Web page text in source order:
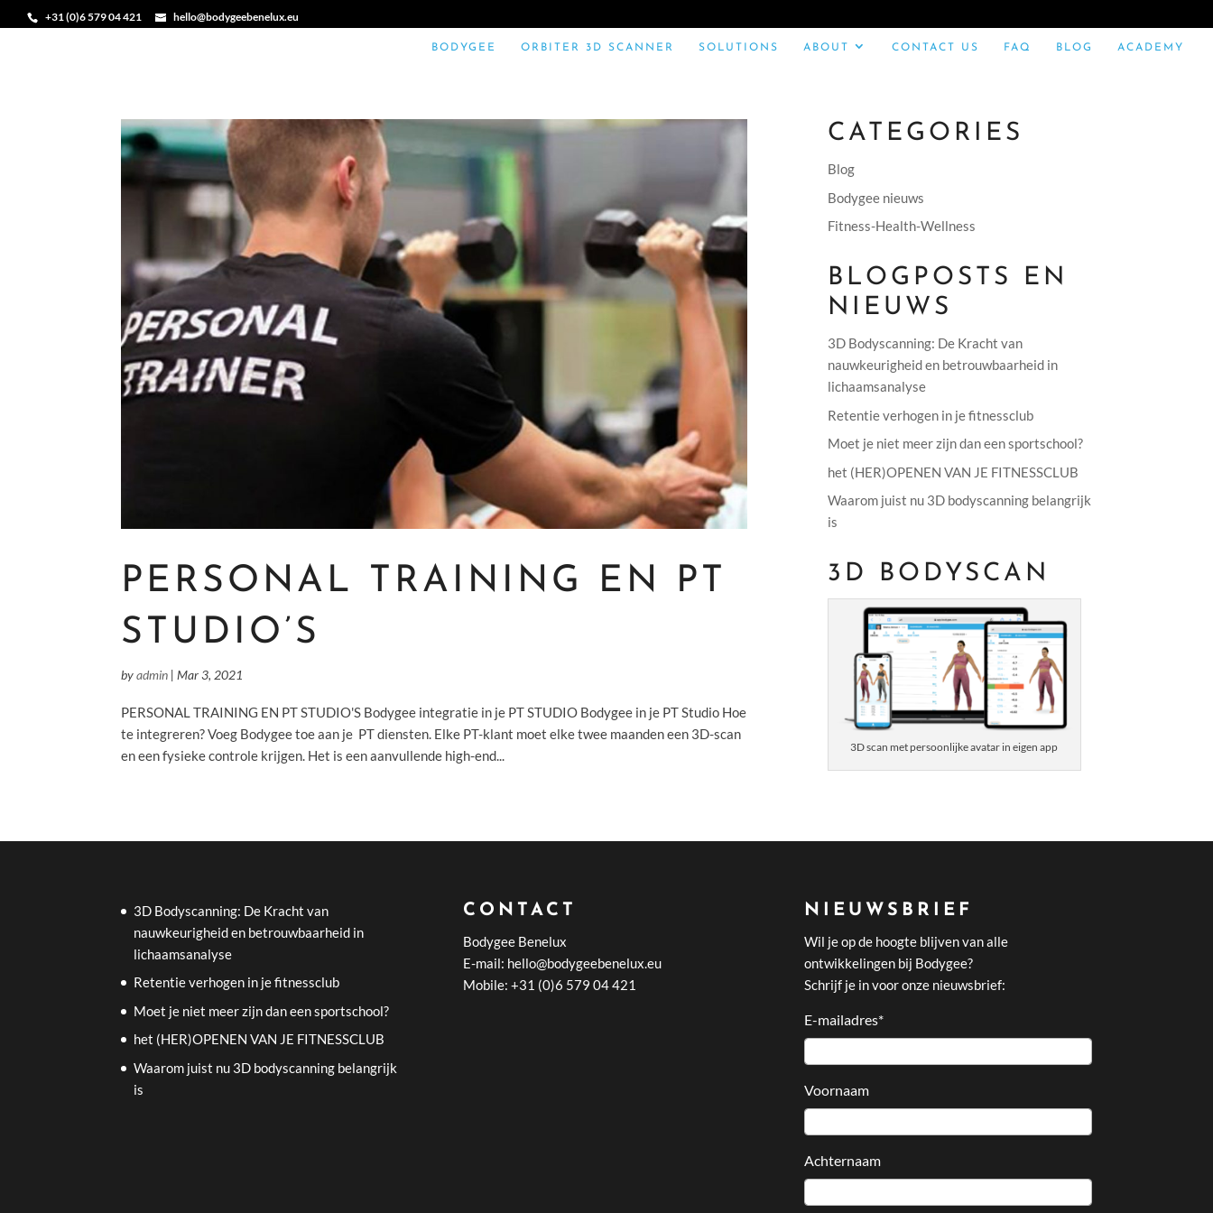
+31 (0)6 579 04 421 hello@bodygeebenelux.eu
BODYGEE ORBITER 3D SCANNER SOLUTIONS ABOUT CONTACT US FAQ BLOG ACADEMY
PERSONAL TRAINING EN PT
STUDIO’S
byadmin |Mar 3, 2021
PERSONAL TRAINING EN PT STUDIO'S Bodygee integratie in je PT STUDIO Bodygee in je PT Studio Hoe
te integreren? Voeg Bodygee toe aan je PT diensten. Elke PT-klant moet elke twee maanden een 3D-scan
en een fysieke controle krijgen. Het is een aanvullende high-end...
CATEGORIES
Blog
Bodygee nieuws
Fitness-Health-Wellness
BLOGPOSTS EN
NIEUWS
3D Bodyscanning: De Kracht van
nauwkeurigheid en betrouwbaarheid in
lichaamsanalyse
Retentie verhogen in je fitnessclub
Moet je niet meer zijn dan een sportschool?
het (HER)OPENEN VAN JE FITNESSCLUB
Waarom juist nu 3D bodyscanning belangrijk
is
3D BODYSCAN
3D scan met persoonlijke avatar in eigen app
3D Bodyscanning: De Kracht van
nauwkeurigheid en betrouwbaarheid in
lichaamsanalyse
Retentie verhogen in je fitnessclub
Moet je niet meer zijn dan een sportschool?
het (HER)OPENEN VAN JE FITNESSCLUB
Waarom juist nu 3D bodyscanning belangrijk
is
CONTACT
Bodygee Benelux
E-mail: hello@bodygeebenelux.eu
Mobile: +31 (0)6 579 04 421
NIEUWSBRIEF
Wil je op de hoogte blijven van alle
ontwikkelingen bij Bodygee?
Schrijf je in voor onze nieuwsbrief:
E-mailadres*
Voornaam
Achternaam